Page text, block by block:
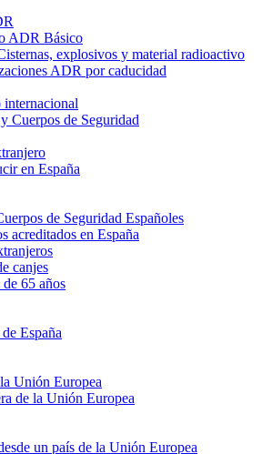
ADR Básico
explosivos y material radioactivo
ADR por caducidad
Cuerpos de Seguridad
en España
de Seguridad Españoles
acreditados en España
canjes
65 años
España
Unión Europea
de la Unión Europea
un país de la Unión Europea